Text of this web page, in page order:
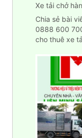
Xe tải chở
Chia sẻ bài
0888 600
cho thuê xe